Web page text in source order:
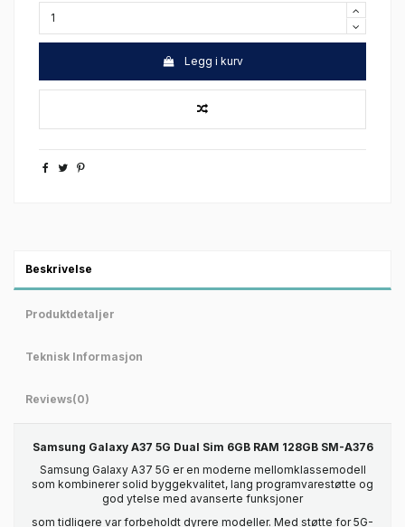
Legg i kurv
Beskrivelse
Produktdetaljer
Teknisk Informasjon
Reviews(0)
Samsung Galaxy A37 5G Dual Sim 6GB RAM 128GB SM-A376
Samsung Galaxy A37 5G er en moderne mellomklassemodell
som kombinerer solid byggekvalitet, lang programvarestøtte og
god ytelse med avanserte funksjoner
som tidligere var forbeholdt dyrere modeller. Med støtte for 5G-